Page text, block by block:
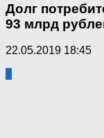
Долг
93 млрд
22.05.2019 18:45